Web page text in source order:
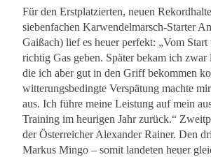
Für den Erstplatzierten, neuen
siebenfachen Karwendelmarsch-Starter
Gaißach) lief es heuer perfekt: „Vom
richtig Gas geben. Später bekam ich
die ich aber gut in den Griff bekommen
witterungsbedingte Verspätung machte
aus. Ich führe meine Leistung auf mein
Training im heurigen Jahr zurück.“
der Österreicher Alexander Rainer. Den
Markus Mingo – somit landeten heuer